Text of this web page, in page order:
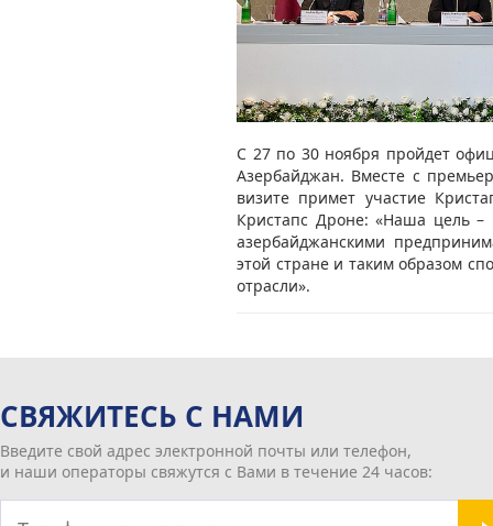
С 27 по 30 ноября пройдет
Азербайджан. Вместе с
визите примет участие
Кристапс Дроне: «Наша цель –
азербайджанскими
этой стране и таким образом
отрасли».
СВЯЖИТЕСЬ С НАМИ
Введите свой адрес электронной почты или телефон,
и наши операторы свяжутся с Вами в течение 24 часов: